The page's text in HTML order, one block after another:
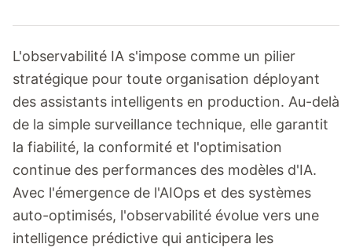
L'observabilité IA s'impose comme un pilier
stratégique pour toute organisation déployant
des assistants intelligents en production. Au-delà
de la simple surveillance technique, elle garantit
la fiabilité, la conformité et l'optimisation
continue des performances des modèles d'IA.
Avec l'émergence de l'AIOps et des systèmes
auto-optimisés, l'observabilité évolue vers une
intelligence prédictive qui anticipera les